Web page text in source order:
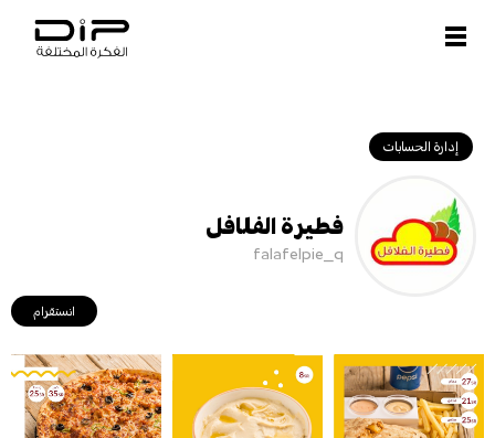
إدارة الحسابات
فطيرة الفلافل
falafelpie_q
انستقرام